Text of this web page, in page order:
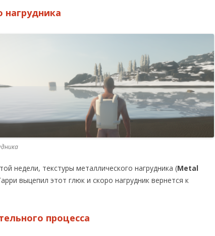
нагрудника
недели, текстуры металлического нагрудника (Metal
выцепил этот глюк и скоро нагрудник вернется к
процесса